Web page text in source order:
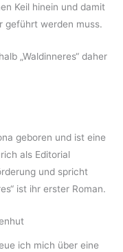
Keil hinein und damit
geführt werden muss.
„Waldinneres“ daher
geboren und ist eine
als Editorial
und spricht
ist ihr erster Roman.
ich mich über eine